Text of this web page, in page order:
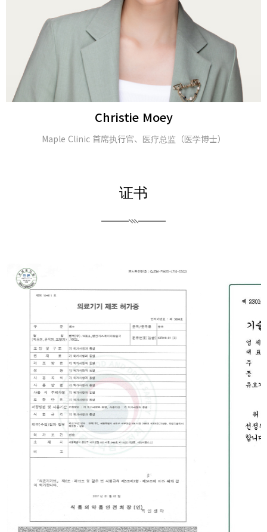
Alina Tomasheva
皮肤科医生
证书